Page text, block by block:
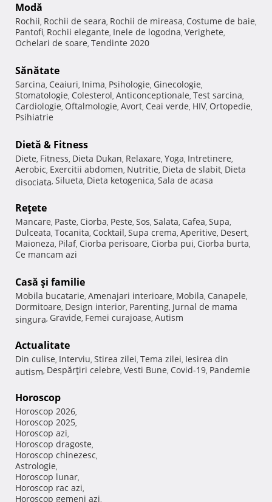
Modă
Rochii, Rochii de seara, Rochii de mireasa, Costume de baie,
Pantofi, Rochii elegante, Inele de logodna, Verighete,
Ochelari de soare, Tendinte 2020
Sănătate
Sarcina, Ceaiuri, Inima, Psihologie, Ginecologie,
Stomatologie, Colesterol, Anticonceptionale, Test sarcina,
Cardiologie, Oftalmologie, Avort, Ceai verde, HIV, Ortopedie,
Psihiatrie
Dietă & Fitness
Diete, Fitness, Dieta Dukan, Relaxare, Yoga, Intretinere,
Aerobic, Exercitii abdomen, Nutritie, Dieta de slabit, Dieta
disociata, Silueta, Dieta ketogenica, Sala de acasa
Reţete
Mancare, Paste, Ciorba, Peste, Sos, Salata, Cafea, Supa,
Dulceata, Tocanita, Cocktail, Supa crema, Aperitive, Desert,
Maioneza, Pilaf, Ciorba perisoare, Ciorba pui, Ciorba burta,
Ce mancam azi
Casă şi familie
Mobila bucatarie, Amenajari interioare, Mobila, Canapele,
Dormitoare, Design interior, Parenting, Jurnal de mama
singura, Gravide, Femei curajoase, Autism
Actualitate
Din culise, Interviu, Stirea zilei, Tema zilei, Iesirea din
autism, Despărţiri celebre, Vesti Bune, Covid-19, Pandemie
Horoscop
Horoscop 2026,
Horoscop 2025,
Horoscop azi,
Horoscop dragoste,
Horoscop chinezesc,
Astrologie,
Horoscop lunar,
Horoscop rac azi,
Horoscop gemeni azi,